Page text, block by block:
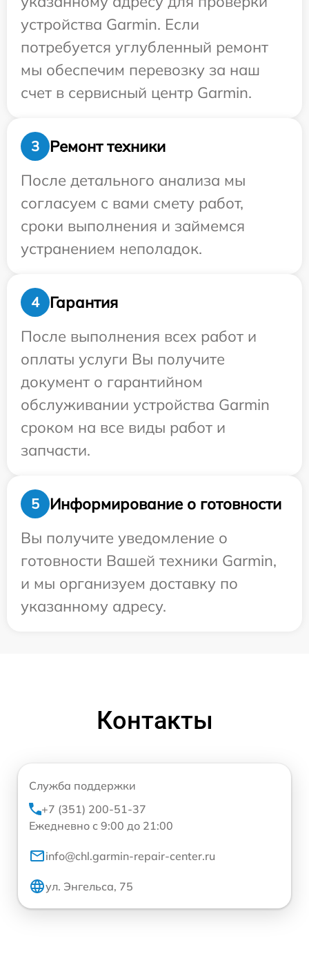
устройства Garmin. Если
потребуется углубленный ремонт
мы обеспечим перевозку за наш
счет в сервисный центр Garmin.
3
Ремонт техники
После детального анализа мы
согласуем с вами смету работ,
сроки выполнения и займемся
устранением неполадок.
4
Гарантия
После выполнения всех работ и
оплаты услуги Вы получите
документ о гарантийном
обслуживании устройства Garmin
сроком на все виды работ и
запчасти.
5
Информирование о готовности
Вы получите уведомление о
готовности Вашей техники Garmin,
и мы организуем доставку по
указанному адресу.
Контакты
Служба поддержки
+7 (351) 200-51-37
Ежедневно с 9:00 до 21:00
info@chl.garmin-repair-center.ru
ул. Энгельса, 75